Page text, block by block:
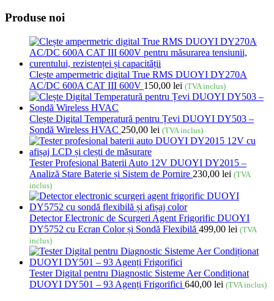
Produse noi
Clește ampermetric digital True RMS DUOYI DY270A
AC/DC 600A CAT III 600V 150,00 lei (TVA inclus)
Clește Digital Temperatură pentru Țevi DUOYI DY503 –
Sondă Wireless HVAC 250,00 lei (TVA inclus)
Tester Profesional Baterii Auto 12V DUOYI DY2015 –
Analiză Stare Baterie și Sistem de Pornire 230,00 lei (TVA
inclus)
Detector Electronic de Scurgeri Agent Frigorific DUOYI
DY5752 cu Ecran Color și Sondă Flexibilă 499,00 lei (TVA
inclus)
Tester Digital pentru Diagnostic Sisteme Aer Condiționat
DUOYI DY501 – 93 Agenți Frigorifici 640,00 lei (TVA inclus)